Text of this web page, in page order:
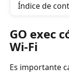
Índice de
GO exec
Wi-Fi
Es importante